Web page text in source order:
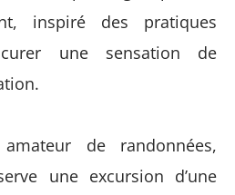
inspiré des pratiques
une sensation de
de randonnées,
une excursion d’une